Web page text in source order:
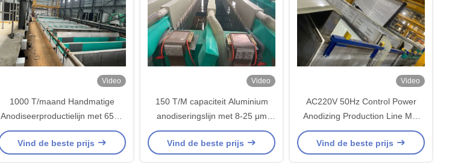
Video
1000 T/maand Handmatige
Anodiseerproductielijn met 6500
mm Maximale Profiellengte en 8-
12 µm Filmdikte
Vind de beste prijs
Video
150 T/M capaciteit Aluminium
anodiseringslijn met 8-25 μm
filmdikte en 6500 mm maximale
profiellengte
Vind de beste prijs
Video
AC220V 50Hz Control Power
Anodizing Production Line Met
Scalability Automation 6500mm
Max Profiellengte En 10~12μm
Vind de beste prijs